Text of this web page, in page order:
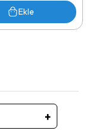
Ekle